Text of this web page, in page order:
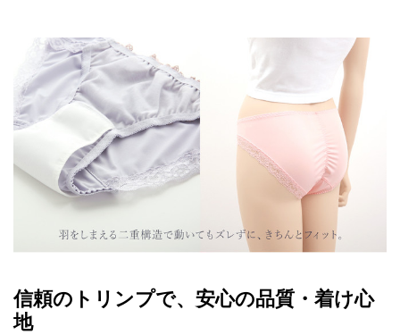
信頼のトリンプで、安心の品質・着け心
地